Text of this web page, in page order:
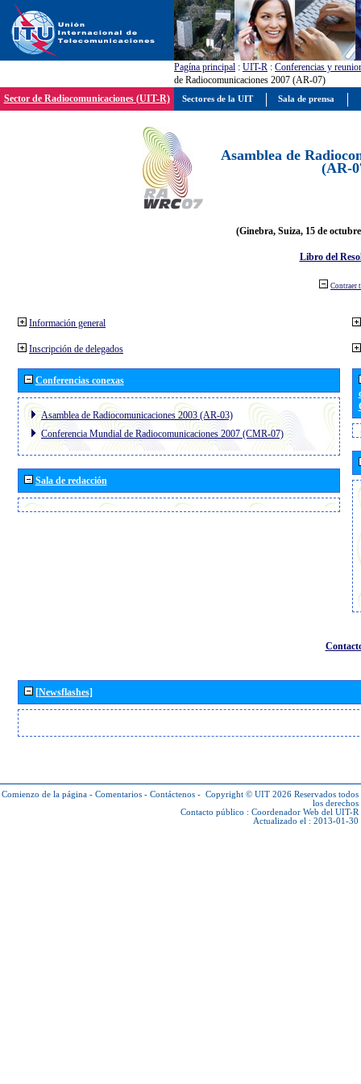
Pagína principal : UIT-R : Conferencias y
de Radiocomunicaciones 2007 (AR-07)
Sector de Radiocomunicaciones (UIT-R)
Asamblea de
(AR-
(Ginebra, Suiza, 15 de
Libro del
Contraer
Información general
Inscripción de delegados
Conferencias conexas
Asamblea de Radiocomunicaciones 2003 (AR-03)
Conferencia Mundial de Radiocomunicaciones 2007 (CMR-07)
Sala de redacción
[Newsflashes]
Comienzo de la página - Comentarios - Contáctenos - Copyright © UIT 2026 Reservados todos
los derechos
Contacto público : Coordenador Web del UIT-R
Actualizado el : 2013-01-30
Sectores de la UIT Sala de prensa